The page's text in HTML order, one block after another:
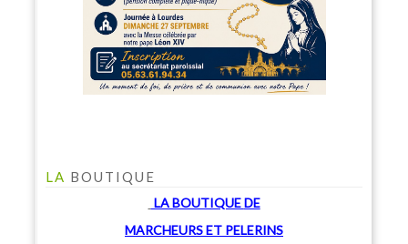
LA BOUTIQUE
LA BOUTIQUEDE
MARCHEURS ET PELERINS